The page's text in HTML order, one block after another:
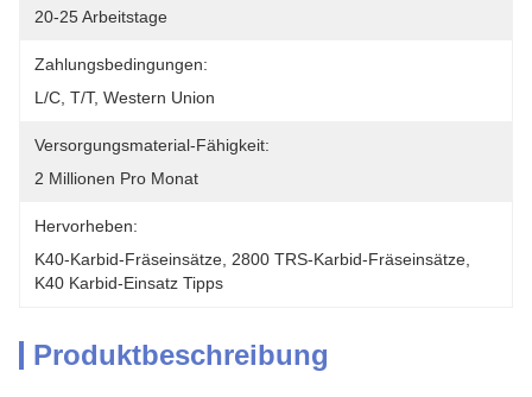
20-25 Arbeitstage
Zahlungsbedingungen:
L/C, T/T, Western Union
Versorgungsmaterial-Fähigkeit:
2 Millionen Pro Monat
Hervorheben:
K40-Karbid-Fräseinsätze 2800 TRS-Karbid-Fräseinsätze
K40 Karbid-Einsatz Tipps
Produktbeschreibung